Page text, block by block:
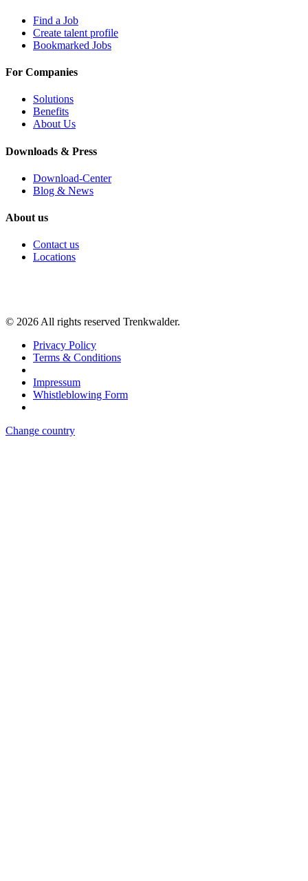
Find a Job
Create talent profile
Bookmarked Jobs
For Companies
Solutions
Benefits
About Us
Downloads & Press
Download-Center
Blog & News
About us
Contact us
Locations
© 2026 All rights reserved Trenkwalder.
Privacy Policy
Terms & Conditions
Impressum
Whistleblowing Form
Change country